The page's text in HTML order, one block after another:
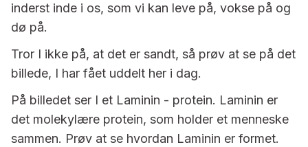
inderst inde i os, som vi kan leve på, vokse på og
dø på.
Tror I ikke på, at det er sandt, så prøv at se på det
billede, I har fået uddelt her i dag.
På billedet ser I et Laminin - protein. Laminin er
det molekylære protein, som holder et menneske
sammen. Prøv at se hvordan Laminin er formet.